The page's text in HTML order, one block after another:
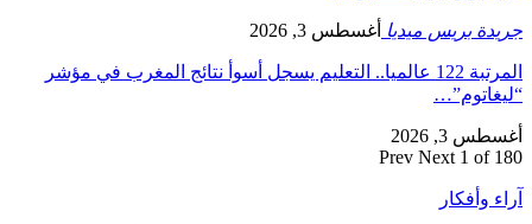
جريدة بريس ميديا أغسطس 3, 2026
المرتبة 122 عالميا.. التعليم يسجل أسوأ نتائج المغرب في مؤشر
“ليغاتوم”…
أغسطس 3, 2026
Prev Next 1 of 180
آراء وأفكار